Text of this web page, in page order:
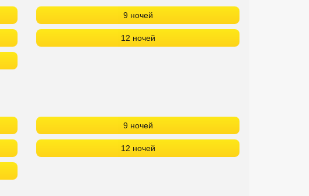
9 ночей
12 ночей
9 ночей
12 ночей